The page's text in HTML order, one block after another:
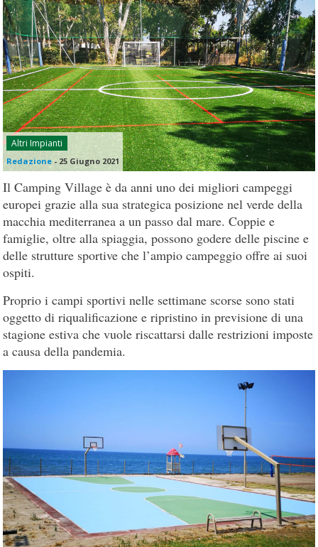
Altri Impianti
Redazione- 25 Giugno 2021
Il Camping Village è da anni uno dei migliori campeggi
europei grazie alla sua strategica posizione nel verde della
macchia mediterranea a un passo dal mare. Coppie e
famiglie, oltre alla spiaggia, possono godere delle piscine e
delle strutture sportive che l’ampio campeggio offre ai suoi
ospiti.
Proprio i campi sportivi nelle settimane scorse sono stati
oggetto di riqualificazione e ripristino in previsione di una
stagione estiva che vuole riscattarsi dalle restrizioni imposte
a causa della pandemia.